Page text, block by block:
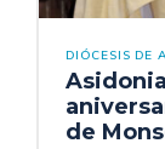
DIÓCESIS DE
de